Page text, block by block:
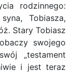
rodzinnego:
Tobiasza,
Stary Tobiasz
swojego
„testament
i jest teraz